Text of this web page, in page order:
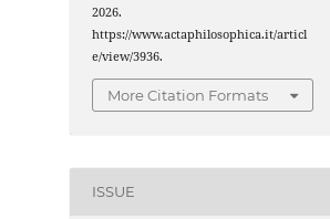
2026.
https://www.actaphilosophica.it/articl
e/view/3936.
More Citation Formats
ISSUE